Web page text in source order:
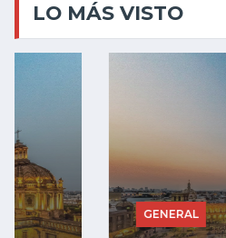
LO MÁS VISTO
GENERAL